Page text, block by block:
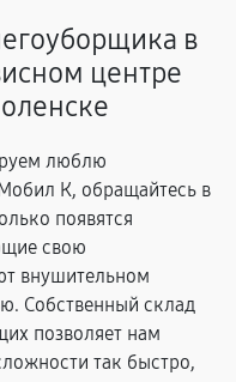
в
центре
люблю
К, обращайтесь в
появятся
свою
внушительном
Собственный склад
позволяет нам
так быстро,